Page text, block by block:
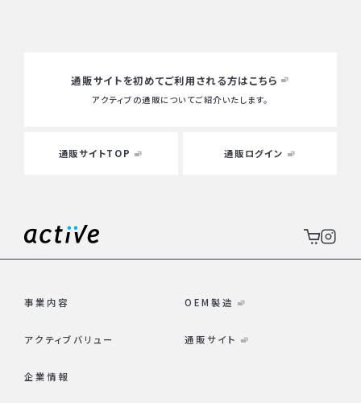
通販サイトを初めてご利用される方はこちら
アクティブの通販についてご紹介いたします。
通販サイトTOP 通販ログイン
事業内容
アクティブバリュー
企業情報
OEM製造
通販サイト